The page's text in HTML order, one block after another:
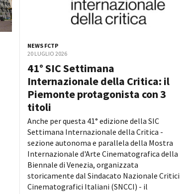
NEWS FCTP
20 LUGLIO 2026
41° SIC Settimana
Internazionale della Critica: il
Piemonte protagonista con 3
titoli
Anche per questa 41° edizione della SIC
Settimana Internazionale della Critica -
sezione autonoma e parallela della Mostra
Internazionale d'Arte Cinematografica della
Biennale di Venezia, organizzata
storicamente dal Sindacato Nazionale Critici
Cinematografici Italiani (SNCCI) - il